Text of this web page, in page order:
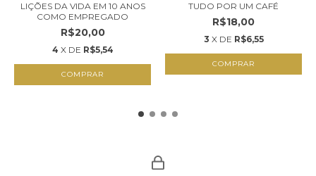
LIÇÕES DA VIDA EM 10 ANOS
COMO EMPREGADO
R$20,00
4 X DE R$5,54
COMPRAR
TUDO POR UM CAFÉ
R$18,00
3 X DE R$6,55
COMPRAR